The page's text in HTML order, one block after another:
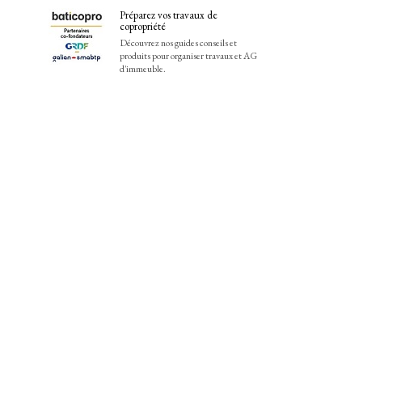
Préparez vos travaux de
copropriété
Découvrez nos guides conseils et
produits pour organiser travaux et AG
d'immeuble.